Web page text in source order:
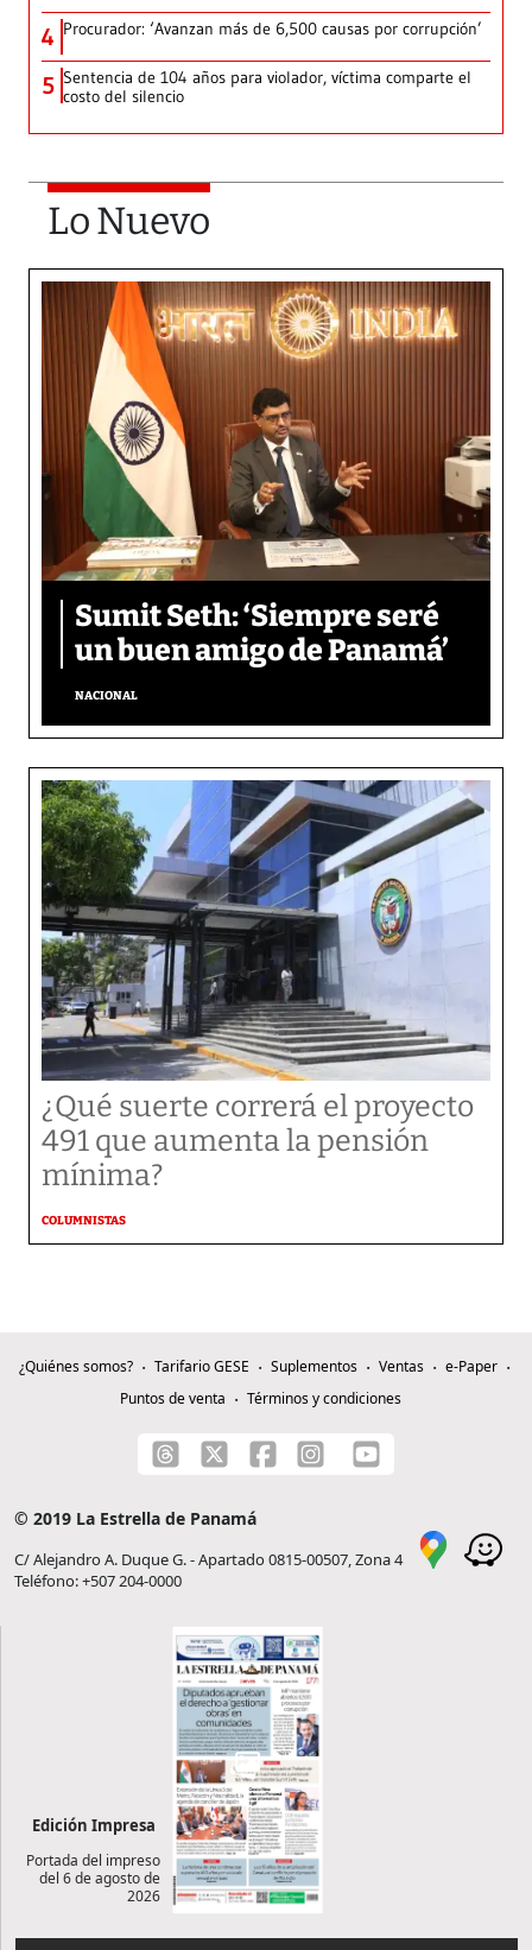
4 Procurador: ‘Avanzan más de 6,500 causas por corrupción’
5 Sentencia de 104 años para violador, víctima comparte el
costo del silencio
Lo Nuevo
Sumit Seth: ‘Siempre seré
un buen amigo de Panamá’
NACIONAL
¿Qué suerte correrá el proyecto
491 que aumenta la pensión
mínima?
COLUMNISTAS
¿Quiénes somos? Tarifario GESE Suplementos Ventas
e-Paper
Puntos de venta
Términos y condiciones
© 2019 La Estrella de Panamá
C/ Alejandro A. Duque G. - Apartado 0815-00507, Zona 4
Teléfono: +507 204-0000
Edición Impresa
Portada del impreso
del 6 de agosto de
2026